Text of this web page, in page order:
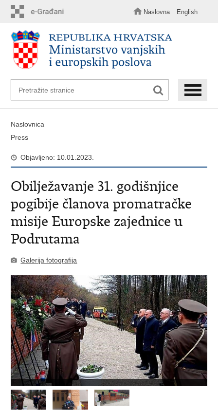
sadržaj
Naslovna English
Naslovnica
Press
Objavljeno: 10.01.2023.
Obilježavanje 31. godišnjice
pogibije članova promatračke
misije Europske zajednice u
Podrutama
Galerija fotografija